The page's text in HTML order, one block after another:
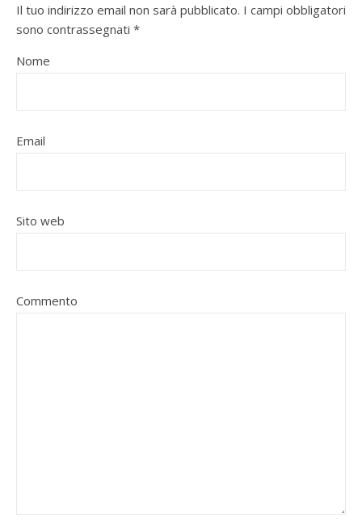
Il tuo indirizzo email non sarà pubblicato. I campi obbligatori
sono contrassegnati *
Nome
Email
Sito web
Commento